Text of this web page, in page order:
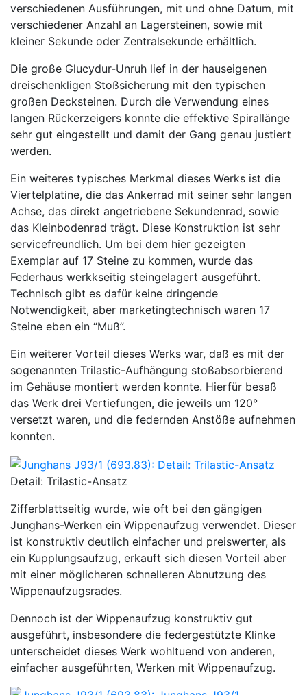
verschiedenen Ausführungen, mit und ohne Datum, mit
verschiedener Anzahl an Lagersteinen, sowie mit
kleiner Sekunde oder Zentralsekunde erhältlich.
Die große Glucydur-Unruh lief in der hauseigenen
dreischenkligen Stoßsicherung mit den typischen
großen Decksteinen. Durch die Verwendung eines
langen Rückerzeigers konnte die effektive Spirallänge
sehr gut eingestellt und damit der Gang genau justiert
werden.
Ein weiteres typisches Merkmal dieses Werks ist die
Viertelplatine, die das Ankerrad mit seiner sehr langen
Achse, das direkt angetriebene Sekundenrad, sowie
das Kleinbodenrad trägt. Diese Konstruktion ist sehr
servicefreundlich. Um bei dem hier gezeigten
Exemplar auf 17 Steine zu kommen, wurde das
Federhaus werkkseitig steingelagert ausgeführt.
Technisch gibt es dafür keine dringende
Notwendigkeit, aber marketingtechnisch waren 17
Steine eben ein “Muß”.
Ein weiterer Vorteil dieses Werks war, daß es mit der
sogenannten Trilastic-Aufhängung stoßabsorbierend
im Gehäuse montiert werden konnte. Hierfür besaß
das Werk drei Vertiefungen, die jeweils um 120°
versetzt waren, und die federnden Anstöße aufnehmen
konnten.
Detail: Trilastic-Ansatz
Zifferblattseitig wurde, wie oft bei den gängigen
Junghans-Werken ein Wippenaufzug verwendet. Dieser
ist konstruktiv deutlich einfacher und preiswerter, als
ein Kupplungsaufzug, erkauft sich diesen Vorteil aber
mit einer möglicheren schnelleren Abnutzung des
Wippenaufzugsrades.
Dennoch ist der Wippenaufzug konstruktiv gut
ausgeführt, insbesondere die federgestützte Klinke
unterscheidet dieses Werk wohltuend von anderen,
einfacher ausgeführten, Werken mit Wippenaufzug.